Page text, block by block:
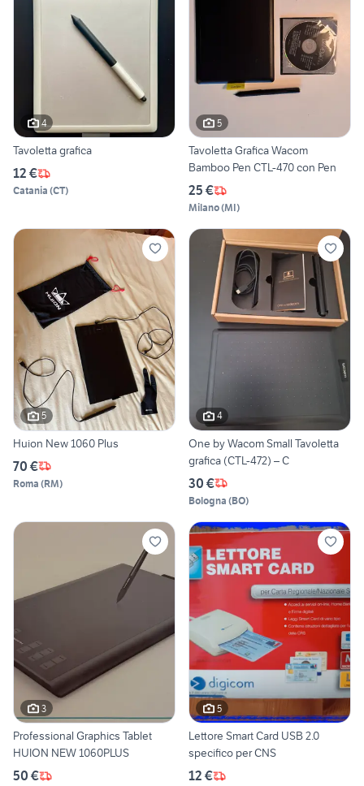
4
Tavoletta grafica
12 €
Catania (CT)
5
Tavoletta Grafica Wacom
Bamboo Pen CTL-470 con Pen
25 €
Milano(MI)
5
Huion New 1060 Plus
70 €
Roma (RM)
4
One by Wacom Small Tavoletta
grafica (CTL-472) – C
30 €
Bologna (BO)
3
Professional Graphics Tablet
HUION NEW 1060PLUS
50 €
5
Lettore Smart Card USB 2.0
specifico per CNS
12 €